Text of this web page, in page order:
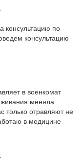
консультацию по
консультацию
в военкомат
меняла
только отравляют не
в медицине